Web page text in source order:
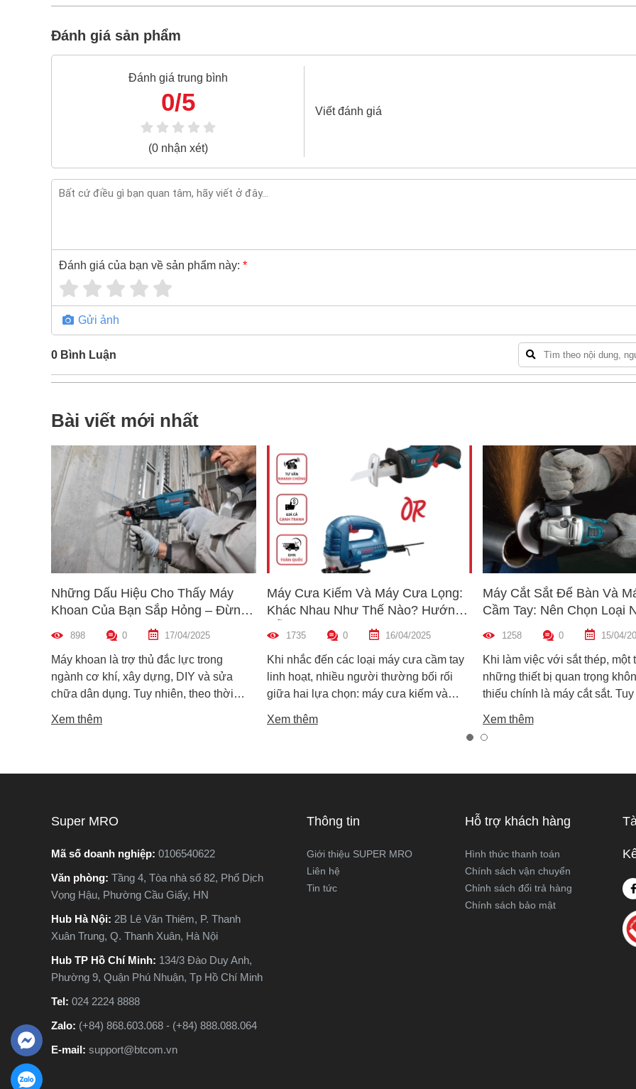
Nếu bạn cần thêm thông tin củaỔ cắm quay tay rulo kiểu đĩa bay Lioa DBU53-10A 5mxin vui lòng liên
024.2224.8888
hoặc zalo -
Đánh giá sản phẩm
Đánh giá trung bình
0/5
(0 nhận xét)
Viết đánh giá
Đánh giá của bạn về sản phẩm này: *
Gửi ảnh
0 Bình Luận
Bài viết mới nhất
Những Dấu Hiệu Cho Thấy Máy
Khoan Của Bạn Sắp Hỏng – Đừng
898 0 17/04/2025
Máy khoan là trợ thủ đắc lực trong
ngành cơ khí, xây dựng, DIY và sửa
chữa dân dụng. Tuy nhiên, theo thời
xuống cấp và hư hỏng nếu không được
các dấu hiệu máy khoan sắp hỏng? Hãy
cùng Super MRO tìm hiểu 7 dấu hiệu
sửa chữa kịp thời và kéo dài tuổi thọ
cho máy khoan.
Xem thêm
Máy Cưa Kiếm Và Máy Cưa Lọng:
Khác Nhau Như Thế Nào? Hướng
Dẫn Chọn Máy Phù Hợp
1735 0 16/04/2025
Khi nhắc đến các loại máy cưa cầm tay
linh hoạt, nhiều người thường bối rối
giữa hai lựa chọn: máy cưa kiếm và
trong các công việc cắt gỗ, sắt, nhựa và
khác nhau như thế nào? Loại nào sẽ
phù hợp với công việc của bạn hơn?
Xem thêm
Máy Cắt Sắt Để Bàn Và
Cầm Tay: Nên Chọn Loại
Hợp Nhất?
1258 0 15/04/
Khi làm việc với sắt thép, một
những thiết bị quan trọng
thiếu chính là máy cắt sắt.
biến là máy cắt sắt để bàn và
sắt cầm tay, khiến nhiều
và tư vấn chọn lựa loại máy
nhất với nhu cầu sử dụng
Xem thêm
Super MRO
Mã số doanh nghiệp: 0106540622
Văn phòng: Tầng 4, Tòa nhà số 82, Phố Dịch
Vọng Hậu, Phường Cầu Giấy, HN
Hub Hà Nội: 2B Lê Văn Thiêm, P. Thanh
Xuân Trung, Q. Thanh Xuân, Hà Nội
Hub TP Hồ Chí Minh: 134/3 Đào Duy Anh,
Phường 9, Quận Phú Nhuận, Tp Hồ Chí Minh
Tel: 024 2224 8888
Zalo: (+84) 868.603.068 - (+84) 888.088.064
E-mail: support@btcom.vn
Thông tin
Giới thiệu SUPER MRO
Liên hệ
Tin tức
Hỗ trợ khách hàng
Hình thức thanh toán
Chính sách vận chuyển
Chỉnh sách đổi trả hàng
Chính sách bảo mật